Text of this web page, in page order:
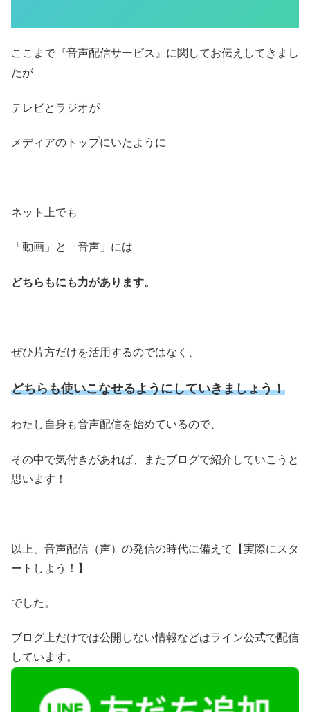
ここまで『音声配信サービス』に関してお伝えしてきまし
たが
テレビとラジオが
メディアのトップにいたように
ネット上でも
「動画」と「音声」には
どちらもにも力があります。
ぜひ片方だけを活用するのではなく、
どちらも使いこなせるようにしていきましょう！
わたし自身も音声配信を始めているので、
その中で気付きがあれば、またブログで紹介していこうと
思います！
以上、音声配信（声）の発信の時代に備えて【実際にスタ
ートしよう！】
でした。
ブログ上だけでは公開しない情報などはライン公式で配信
しています。